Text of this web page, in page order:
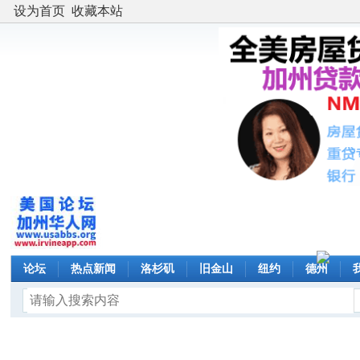
设为首页 收藏本站
论坛 热点新闻 洛杉矶 旧金山 纽约 德州